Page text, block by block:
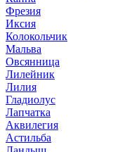
Фрезия
Иксия
Колокольчик
Мальва
Овсянница
Лилейник
Лилия
Гладиолус
Лапчатка
Аквилегия
Астильба